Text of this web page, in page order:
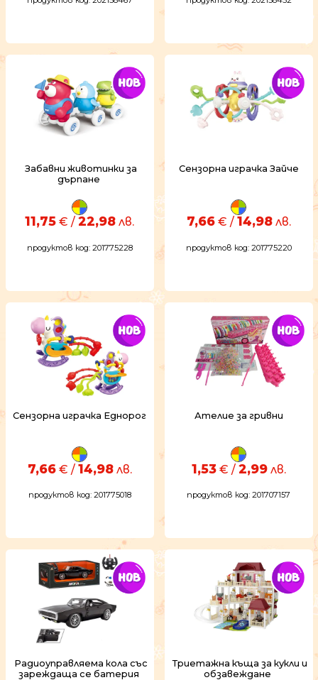
Забавни животинки за
дърпане
11,75 € / 22,98 лв.
продуктов код: 201775228
Сензорна играчка Зайче
7,66€ / 14,98лв.
продуктов код: 201775220
Сензорна играчка Еднорог
7,66€ / 14,98лв.
продуктов код: 201775018
Ателие за гривни
1,53€ / 2,99лв.
продуктов код: 201707157
Радиоуправляема кола със
зареждаща се батерия
Триетажна къща за кукли и
обзавеждане